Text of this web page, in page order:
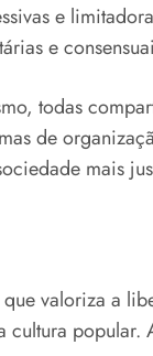
e
e
todas
de
mais
valoriza a